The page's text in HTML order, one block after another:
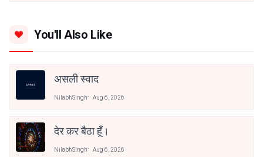
You'll Also Like
असली स्वाद
NilabhSingh Aug 6, 2026
देर कर बैठा हूँ।
NilabhSingh Aug 6, 2026